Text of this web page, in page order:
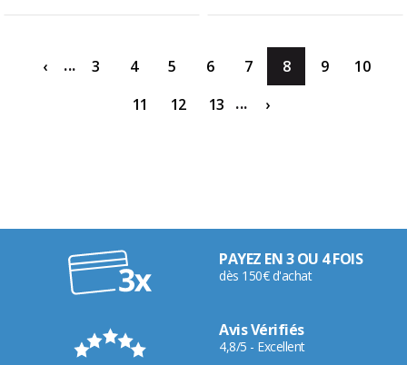
‹ ... 3 4 5 6 7 8 9
10
11
12 13 ... ›
PAYEZ EN 3 OU 4 FOIS
dès 150€ d'achat
Avis Vérifiés
4,8/5 - Excellent